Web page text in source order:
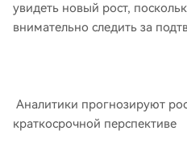
увидеть новый рост,
внимательно следить за
Аналитики прогнозируют
краткосрочной перспективе